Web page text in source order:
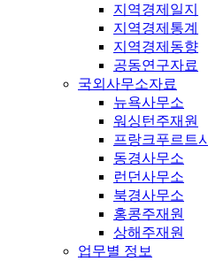
지역경제일지
지역경제통계
지역경제동향
공동연구자료
국외사무소자료
뉴욕사무소
워싱턴주재원
프랑크푸르트
동경사무소
런던사무소
북경사무소
홍콩주재원
상해주재원
업무별 정보